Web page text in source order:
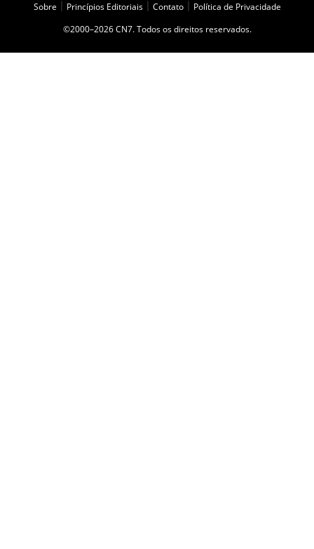
Sobre Princípios Editoriais Contato
Política de Privacidade
©2000–2026 CN7. Todos os direitos reservados.